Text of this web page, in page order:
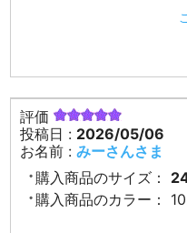
評価
投稿日 : 2026/05/06
お名前 :みーさんさま
購入商品のサイズ：
購入商品のカラー：